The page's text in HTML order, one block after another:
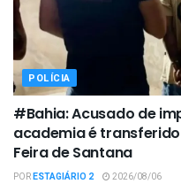
POLÍCIA
#Bahia: Acusado de
academia é
Feira de Santana
PORESTAGIÁRIO 2 2026/08/06